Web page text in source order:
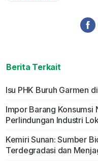
Berita Terkait
Isu PHK Buruh Garmen
Impor Barang Konsumsi
Perlindungan Industri
Kemiri Sunan: Sumber
Terdegradasi dan